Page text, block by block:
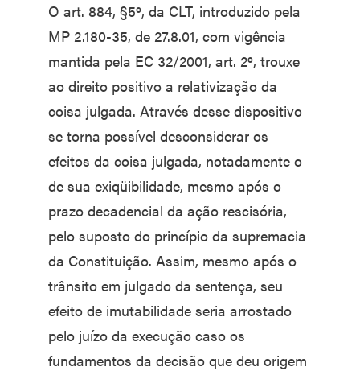
O art. 884, §5º, da CLT, introduzido pela
MP 2.180-35, de 27.8.01, com vigência
mantida pela EC 32/2001, art. 2º, trouxe
ao direito positivo a relativização da
coisa julgada. Através desse dispositivo
se torna possível desconsiderar os
efeitos da coisa julgada, notadamente o
de sua exiqüibilidade, mesmo após o
prazo decadencial da ação rescisória,
pelo suposto do princípio da supremacia
da Constituição. Assim, mesmo após o
trânsito em julgado da sentença, seu
efeito de imutabilidade seria arrostado
pelo juízo da execução caso os
fundamentos da decisão que deu origem